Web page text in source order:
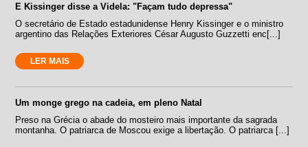
E Kissinger disse a Videla: "Façam tudo depressa"
O secretário de Estado estadunidense Henry Kissinger e o ministro
argentino das Relações Exteriores César Augusto Guzzetti enc[...]
LER MAIS
Um monge grego na cadeia, em pleno Natal
Preso na Grécia o abade do mosteiro mais importante da sagrada
montanha. O patriarca de Moscou exige a libertação. O patriarca [...]